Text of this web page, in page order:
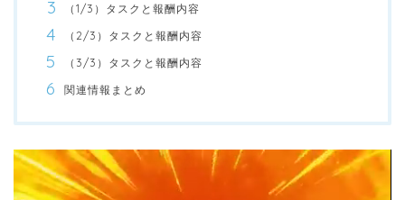
（1/3）タスクと報酬内容
（2/3）タスクと報酬内容
（3/3）タスクと報酬内容
関連情報まとめ